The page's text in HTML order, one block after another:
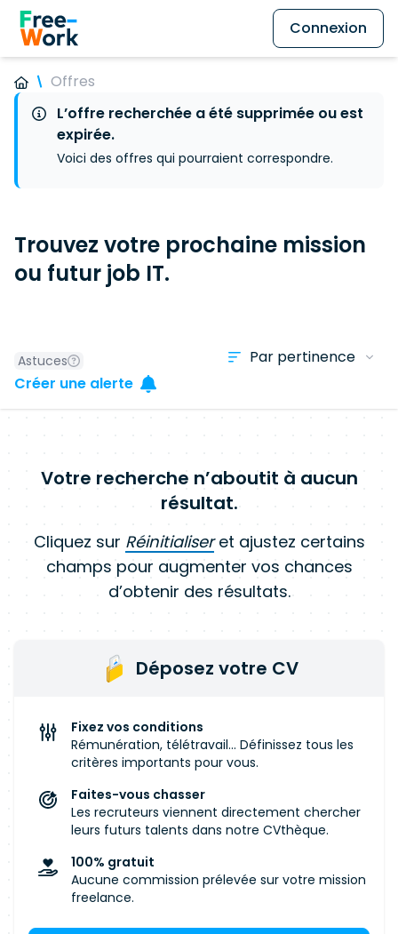
Connexion
Offres
L’offre recherchée a été supprimée ou est
expirée.
Voici des offres qui pourraient correspondre.
Trouvez votre prochaine mission
ou futur job IT.
Astuces
Créer une alerte
Votre recherche n’aboutit à aucun
résultat.
Cliquez sur Réinitialiseret ajustez certains
champs pour augmenter vos chances
d’obtenir des résultats.
Déposez votre CV
Fixez vos conditions
Rémunération, télétravail... Définissez tous les
critères importants pour vous.
Faites-vous chasser
Les recruteurs viennent directement chercher
leurs futurs talents dans notre CVthèque.
100% gratuit
Aucune commission prélevée sur votre mission
freelance.